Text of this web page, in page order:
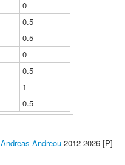
0
0.5
0.5
0
0.5
1
0.5
Andreas Andreou 2012-2026 [P]